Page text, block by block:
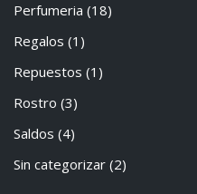
Perfumeria (18)
Regalos (1)
Repuestos (1)
Rostro (3)
Saldos (4)
Sin categorizar (2)